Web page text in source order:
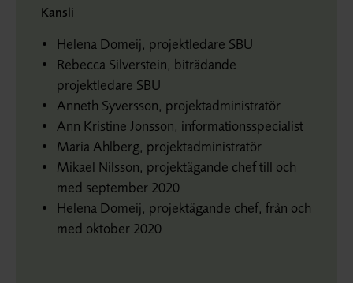
Kansli
Helena Domeij, projektledare SBU
Rebecca Silverstein, biträdande
projektledare SBU
Anneth Syversson, projektadministratör
Ann Kristine Jonsson, informationsspecialist
Maria Ahlberg, projektadministratör
Mikael Nilsson, projektägande chef till och
med september 2020
Helena Domeij, projektägande chef, från och
med oktober 2020